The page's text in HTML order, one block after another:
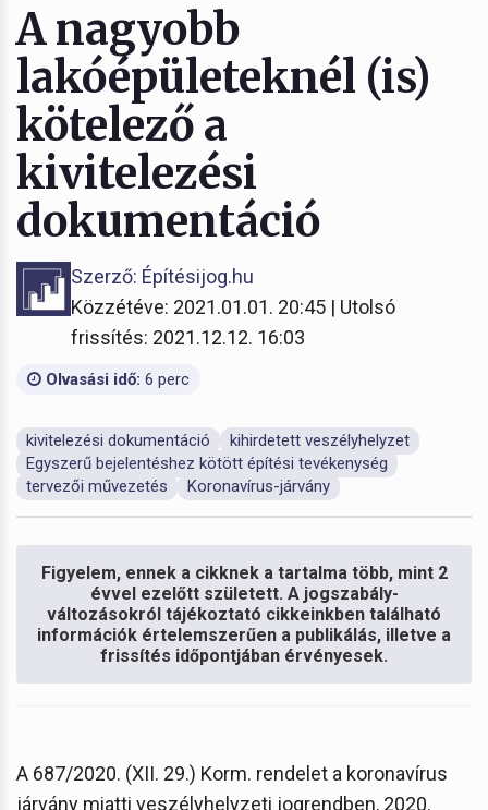
A nagyobb
lakóépületeknél (is)
kötelező a
kivitelezési
dokumentáció
Szerző: Építésijog.hu
Közzétéve: 2021.01.01. 20:45 | Utolsó
frissítés: 2021.12.12. 16:03
Olvasási idő: 6 perc
kivitelezési dokumentáció
kihirdetett veszélyhelyzet
Egyszerű bejelentéshez kötött építési tevékenység
tervezői művezetés
Koronavírus-járvány
Figyelem, ennek a cikknek a tartalma több, mint 2
évvel ezelőtt született. A jogszabály-
változásokról tájékoztató cikkeinkben található
információk értelemszerűen a publikálás, illetve a
frissítés időpontjában érvényesek.
A 687/2020. (XII. 29.) Korm. rendelet a koronavírus
járvány miatti veszélyhelyzeti jogrendben, 2020.